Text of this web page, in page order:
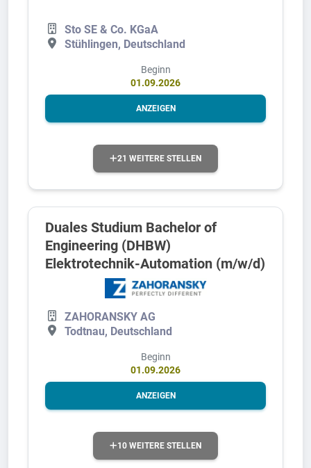
Sto SE & Co. KGaA
Stühlingen, Deutschland
Beginn
01.09.2026
ANZEIGEN
21 WEITERE STELLEN
Duales Studium Bachelor of
Engineering (DHBW)
Elektrotechnik-Automation (m/w/d)
ZAHORANSKY AG
Todtnau, Deutschland
Beginn
01.09.2026
ANZEIGEN
10 WEITERE STELLEN